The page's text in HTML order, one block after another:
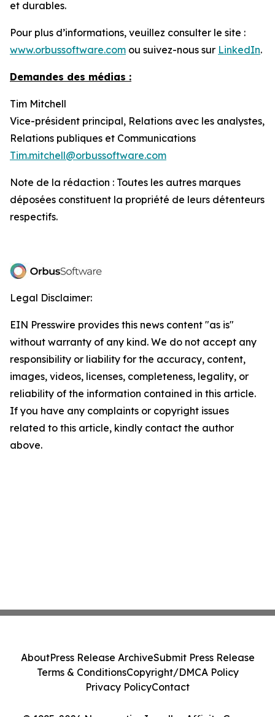
et durables.
Pour plus d’informations, veuillez consulter le site :
www.orbussoftware.com ou suivez-nous sur LinkedIn.
Demandes des médias :
Tim Mitchell
Vice-président principal, Relations avec les analystes,
Relations publiques et Communications
Tim.mitchell@orbussoftware.com
Note de la rédaction : Toutes les autres marques
déposées constituent la propriété de leurs détenteurs
respectifs.
Legal Disclaimer:
EIN Presswire provides this news content "as is"
without warranty of any kind. We do not accept any
responsibility or liability for the accuracy, content,
images, videos, licenses, completeness, legality, or
reliability of the information contained in this article.
If you have any complaints or copyright issues
related to this article, kindly contact the author
above.
AboutPress Release ArchiveSubmit Press Release
Terms & ConditionsCopyright/DMCA Policy
Privacy PolicyContact